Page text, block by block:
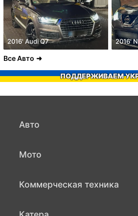
2016' Audi Q7 2016'
Все Авто
ПОДДЕРЖИВАЕМ
Авто
Мото
Коммерческая техника